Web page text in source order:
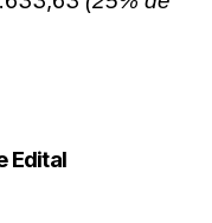
Edital